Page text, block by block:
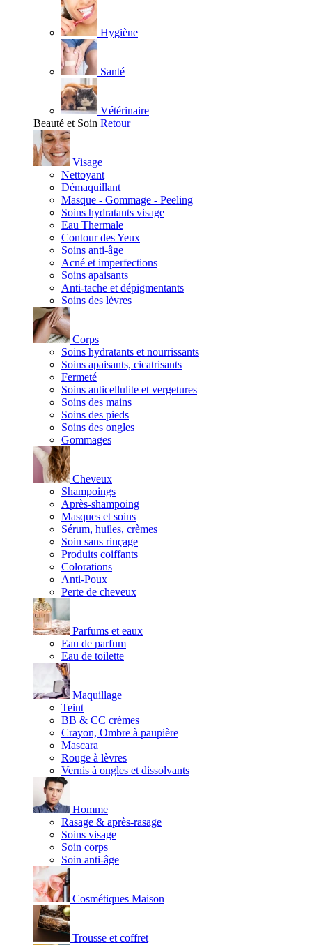
Hygiène
Santé
Vétérinaire
Beauté et Soin Retour
Visage
Nettoyant
Démaquillant
Masque - Gommage - Peeling
Soins hydratants visage
Eau Thermale
Contour des Yeux
Soins anti-âge
Acné et imperfections
Soins apaisants
Anti-tache et dépigmentants
Soins des lèvres
Corps
Soins hydratants et nourrissants
Soins apaisants, cicatrisants
Fermeté
Soins anticellulite et vergetures
Soins des mains
Soins des pieds
Soins des ongles
Gommages
Cheveux
Shampoings
Après-shampoing
Masques et soins
Sérum, huiles, crèmes
Soin sans rinçage
Produits coiffants
Colorations
Anti-Poux
Perte de cheveux
Parfums et eaux
Eau de parfum
Eau de toilette
Maquillage
Teint
BB & CC crèmes
Crayon, Ombre à paupière
Mascara
Rouge à lèvres
Vernis à ongles et dissolvants
Homme
Rasage & après-rasage
Soins visage
Soin corps
Soin anti-âge
Cosmétiques Maison
Trousse et coffret